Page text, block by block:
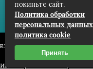
Архив
с редакцией
обработки
покиньте сайт.
Политика обработки
персональных
политика cookie
Принять